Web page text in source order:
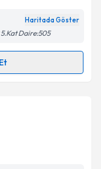
belirtilen
Haritada Göster
Daire:505
randevu
e-posta ile